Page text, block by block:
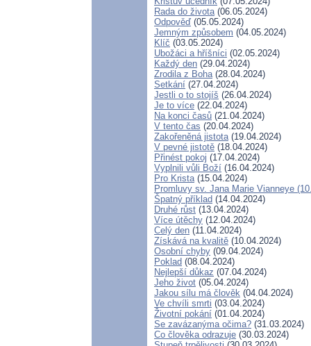
Rada do života(06.05.2024)
Odpověď (05.05.2024)
Jemným způsobem (04.05.2024)
Klíč (03.05.2024)
Ubožáci a hříšníci (02.05.2024)
Každý den (29.04.2024)
Zrodila z Boha(28.04.2024)
Setkání (27.04.2024)
Jestli o to stojíš (26.04.2024)
Je to více (22.04.2024)
Na konci časů (21.04.2024)
V tento čas (20.04.2024)
Zakořeněná jistota(19.04.2024)
V pevné jistotě (18.04.2024)
Přinést pokoj (17.04.2024)
Vyplnili vůli Boží (16.04.2024)
Pro Krista(15.04.2024)
Promluvy sv. Jana Marie Vianneye
Špatný příklad (14.04.2024)
Druhé růst (13.04.2024)
Více útěchy (12.04.2024)
Celý den (11.04.2024)
Získává na kvalitě (10.04.2024)
Osobní chyby (09.04.2024)
Poklad (08.04.2024)
Nejlepší důkaz (07.04.2024)
Jeho život (05.04.2024)
Jakou sílu má člověk (04.04.2024)
Ve chvíli smrti (03.04.2024)
Životní pokání (01.04.2024)
Se zavázanýma očima? (31.03.2024)
Co člověka odrazuje (30.03.2024)